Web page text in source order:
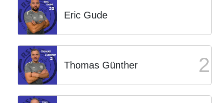
Eric Gude
Thomas Günther 2